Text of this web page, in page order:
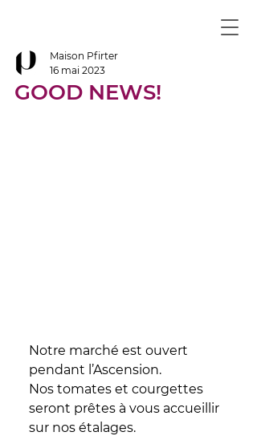
GOOD NEWS!
Maison Pfirter
16 mai 2023
Notre marché est ouvert
pendant l’Ascension.
Nos tomates et courgettes
seront prêtes à vous accueillir
sur nos étalages.